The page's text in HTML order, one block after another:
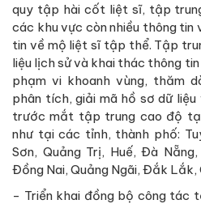
quy tập hài cốt liệt sĩ, tập
các khu vực còn nhiều thông
tin về mộ liệt sĩ tập thể. Tập
liệu lịch sử và khai thác thông
phạm vi khoanh vùng, thăm
phân tích, giải mã hồ sơ dữ
trước mắt tập trung cao độ
như tại các tỉnh, thành phố:
Sơn, Quảng Trị, Huế, Đà
Đồng Nai, Quảng Ngãi, Đắk Lắk,
- Triển khai đồng bộ công tác